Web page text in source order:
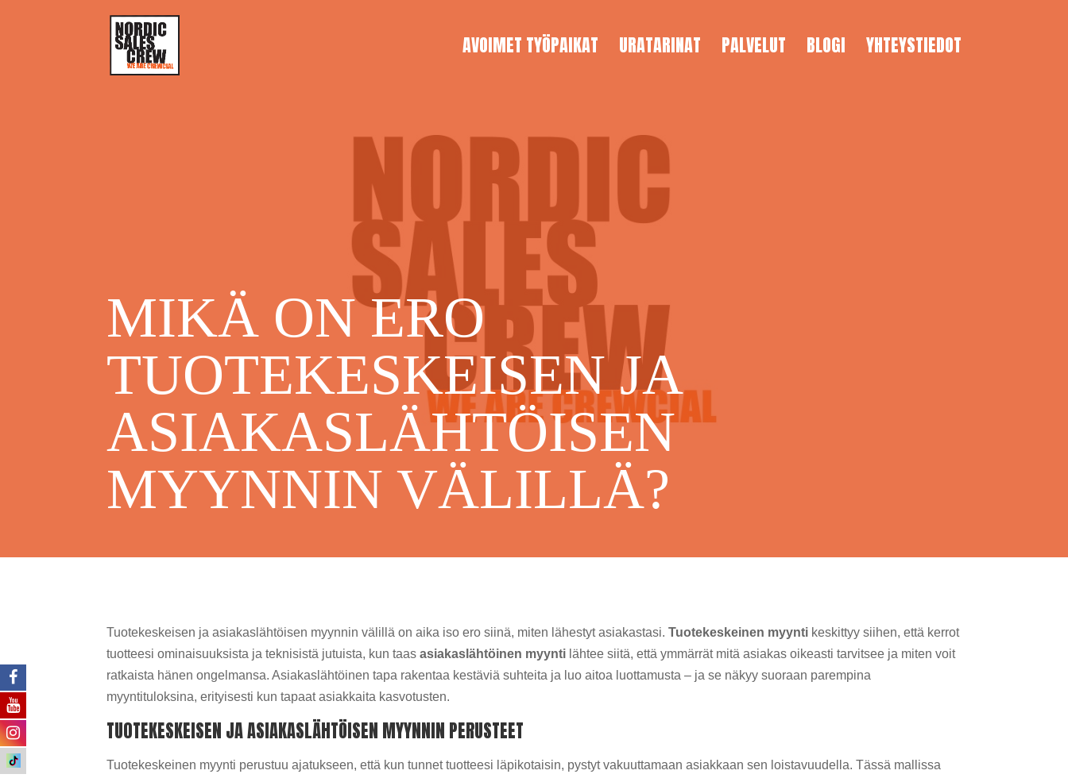
AVOIMET TYÖPAIKAT URATARINAT PALVELUT BLOGI YHTEYSTIEDOT
MIKÄ ON ERO
TUOTEKESKEISEN JA
ASIAKASLÄHTÖISEN
MYYNNIN VÄLILLÄ?
Tuotekeskeisen ja asiakaslähtöisen myynnin välillä on aika iso ero siinä, miten lähestyt asiakastasi.Tuotekeskeinen myynti keskittyy siihen, että kerrot
tuotteesi ominaisuuksista ja teknisistä jutuista, kun taasasiakaslähtöinen myynti lähtee siitä, että ymmärrät mitä asiakas oikeasti tarvitsee ja miten voit
ratkaista hänen ongelmansa. Asiakaslähtöinen tapa rakentaa kestäviä suhteita ja luo aitoa luottamusta – ja se näkyy suoraan parempina
myyntituloksina, erityisesti kun tapaat asiakkaita kasvotusten.
TUOTEKESKEISEN JA ASIAKASLÄHTÖISEN MYYNNIN PERUSTEET
Tuotekeskeinen myynti perustuu ajatukseen, että kun tunnet tuotteesi läpikotaisin, pystyt vakuuttamaan asiakkaan sen loistavuudella. Tässä mallissa